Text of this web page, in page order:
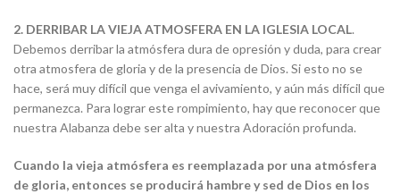
2. DERRIBAR LA VIEJA ATMOSFERA EN LA IGLESIA LOCAL.
Debemos derribar la atmósfera dura de opresión y duda, para crear
otra atmosfera de gloria y de la presencia de Dios. Si esto no se
hace, será muy difícil que venga el avivamiento, y aún más difícil que
permanezca. Para lograr este rompimiento, hay que reconocer que
nuestra Alabanza debe ser alta y nuestra Adoración profunda.
Cuando la vieja atmósfera es reemplazada por una atmósfera
de gloria, entonces se producirá hambre y sed de Dios en los